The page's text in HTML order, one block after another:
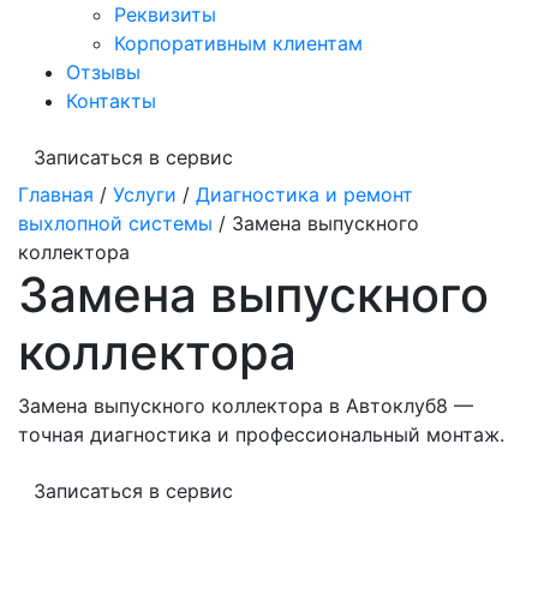
Реквизиты
Корпоративным клиентам
Отзывы
Контакты
Записаться в сервис
Главная / Услуги / Диагностика и ремонт
выхлопной системы / Замена выпускного
коллектора
Замена выпускного
коллектора
Замена выпускного коллектора в Автоклуб8 —
точная диагностика и профессиональный монтаж.
Записаться в сервис